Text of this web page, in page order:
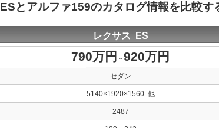
ESとアルファ159のカタログ情報を比較す
レクサス ES
790万円 ～920万円
セダン
5140×1920×1560 他
2487